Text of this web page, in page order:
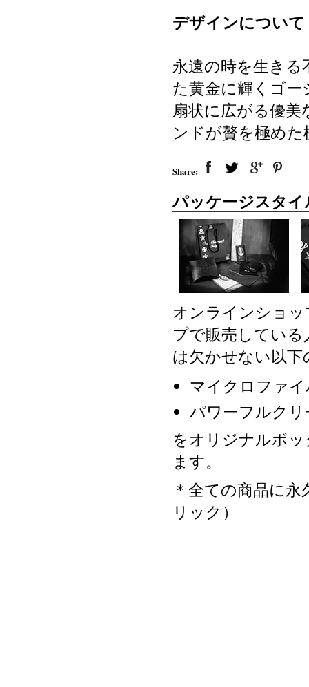
デザインについて
永遠の時を生き
た黄金に輝くゴ
扇状に広がる優
ンドが贅を極め
Share:
パッケージスタ
オンラインショ
プで販売してい
は欠かせない以
マイクロファ
パワーフルク
をオリジナルボ
ます。
＊全ての商品に
リック）